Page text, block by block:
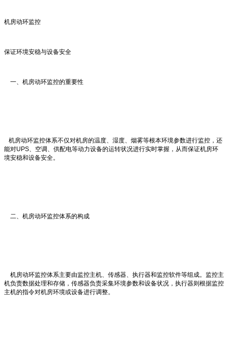
机房动环监控
保证环境安稳与设备安全
一、机房动环监控的重要性
机房动环监控体系不仅对机房的温度、湿度、烟雾等根本环境参数进行监控，还
能对UPS、空调、供配电等动力设备的运转状况进行实时掌握，从而保证机房环
境安稳和设备安全。
二、机房动环监控体系的构成
机房动环监控体系主要由监控主机、传感器、执行器和监控软件等组成。监控主
机负责数据处理和存储，传感器负责采集环境参数和设备状况，执行器则根据监控
主机的指令对机房环境或设备进行调整。